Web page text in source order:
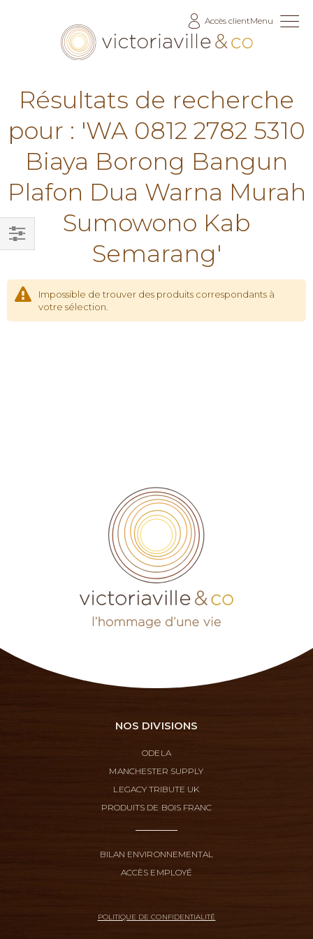
Accès clientMenu
Résultats de recherche
pour : 'WA 0812 2782 5310
Biaya Borong Bangun
Plafon Dua Warna Murah
Sumowono Kab
Semarang'
Impossible de trouver des produits correspondants à
votre sélection.
Filtrer
NOS DIVISIONS
ODELA
MANCHESTER SUPPLY
LEGACY TRIBUTE UK
PRODUITS DE BOIS FRANC
BILAN ENVIRONNEMENTAL
ACCÈS EMPLOYÉ
POLITIQUE DE CONFIDENTIALITÉ